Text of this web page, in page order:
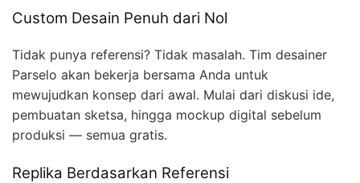
Custom Desain Penuh dari Nol
Tidak punya referensi? Tidak masalah. Tim desainer
Parselo akan bekerja bersama Anda untuk
mewujudkan konsep dari awal. Mulai dari diskusi ide,
pembuatan sketsa, hingga mockup digital sebelum
produksi — semua gratis.
Replika Berdasarkan Referensi